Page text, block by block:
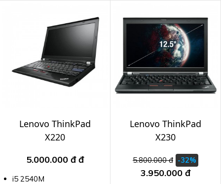
Lenovo ThinkPad
X220
5.000.000 đđ
i5 2540M
Lenovo ThinkPad
X230
5.800.000 đ -32%
3.950.000 đ